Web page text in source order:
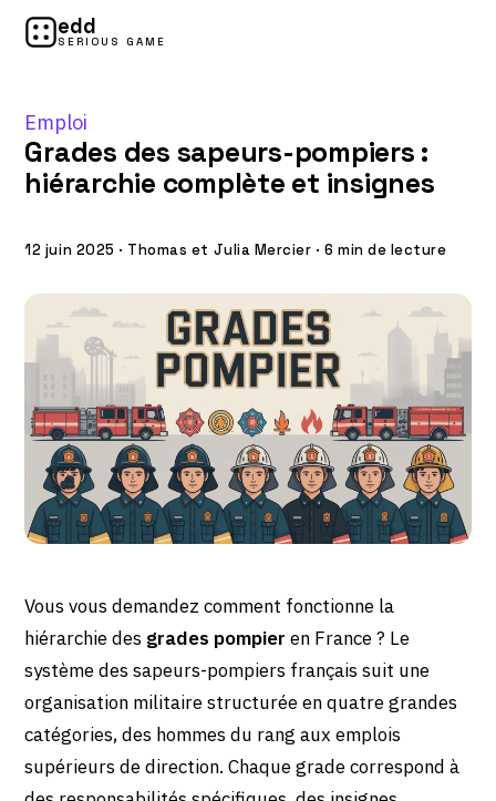
edd
SERIOUS GAME
Emploi
Grades des sapeurs-pompiers :
hiérarchie complète et insignes
12 juin 2025 · Thomas et Julia Mercier · 6 min de lecture
Vous vous demandez comment fonctionne la
hiérarchie des grades pompier en France ? Le
système des sapeurs-pompiers français suit une
organisation militaire structurée en quatre grandes
catégories, des hommes du rang aux emplois
supérieurs de direction. Chaque grade correspond à